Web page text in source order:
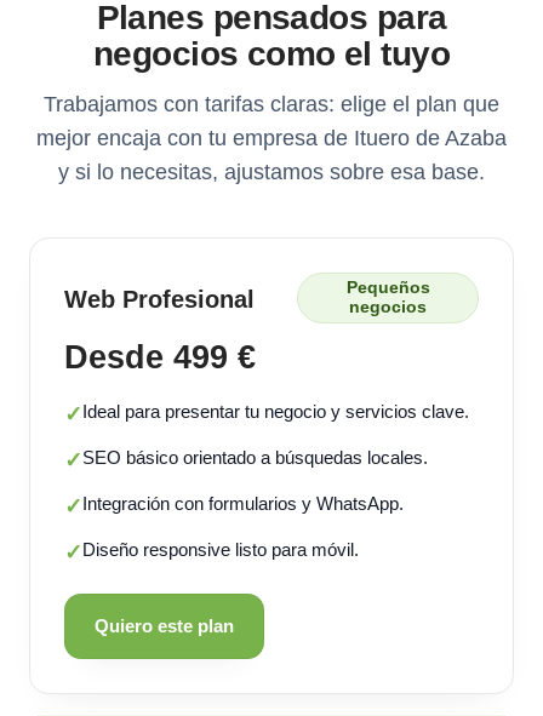
Planes pensados para
negocios como el tuyo
Trabajamos con tarifas claras: elige el plan que
mejor encaja con tu empresa de Ituero de Azaba
y si lo necesitas, ajustamos sobre esa base.
Web Profesional
Pequeños
negocios
Desde 499 €
✓Ideal para presentar tu negocio y servicios clave.
✓SEO básico orientado a búsquedas locales.
✓Integración con formularios y WhatsApp.
✓Diseño responsive listo para móvil.
Quiero este plan